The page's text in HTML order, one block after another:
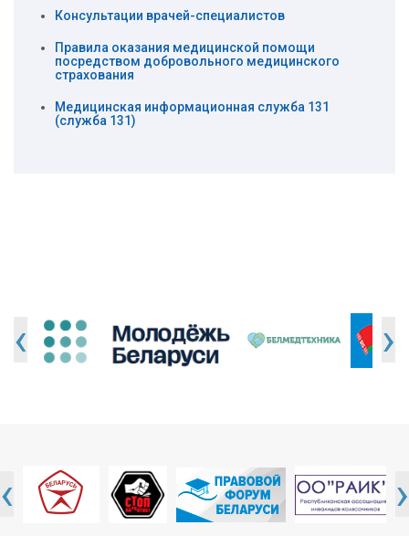
Консультации врачей-специалистов
Правила оказания медицинской помощи
посредством добровольного медицинского
страхования
Медицинская информационная служба 131
(служба 131)
‹ ›
‹ ›